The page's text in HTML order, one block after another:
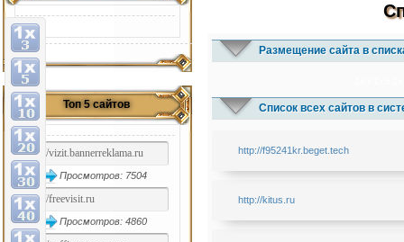
Топ 5 сайтов
Просмотров: 7504
Просмотров: 4860
Размещение сайта в
Список всех сайтов в
http://f95241kr.beget.tech
http://kitus.ru